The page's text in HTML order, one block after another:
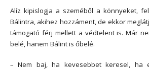
Alíz kipislogja a szeméből a könnyeket,
Bálintra, akihez hozzáment, de ekkor
támogató férj mellett a védtelent is. Már
belé, hanem Bálint is őbelé.
– Nem baj, ha kevesebbet keresel, ha